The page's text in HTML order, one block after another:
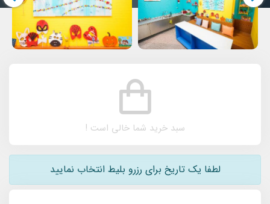
لطفا یک تاریخ برای رزرو بلیط انتخاب نمایید
سبد خرید شما خالی است !